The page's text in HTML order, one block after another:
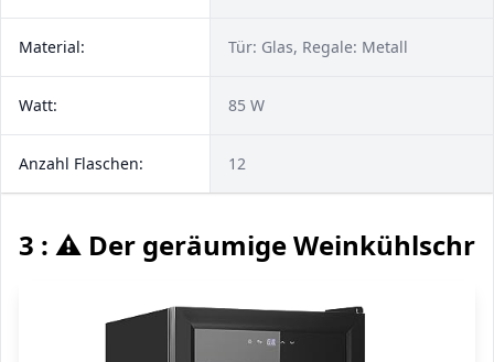
Material: Tür: Glas, Regale: Metall
Watt: 85 W
Anzahl Flaschen: 12
3 : ⚠️ Der geräumige